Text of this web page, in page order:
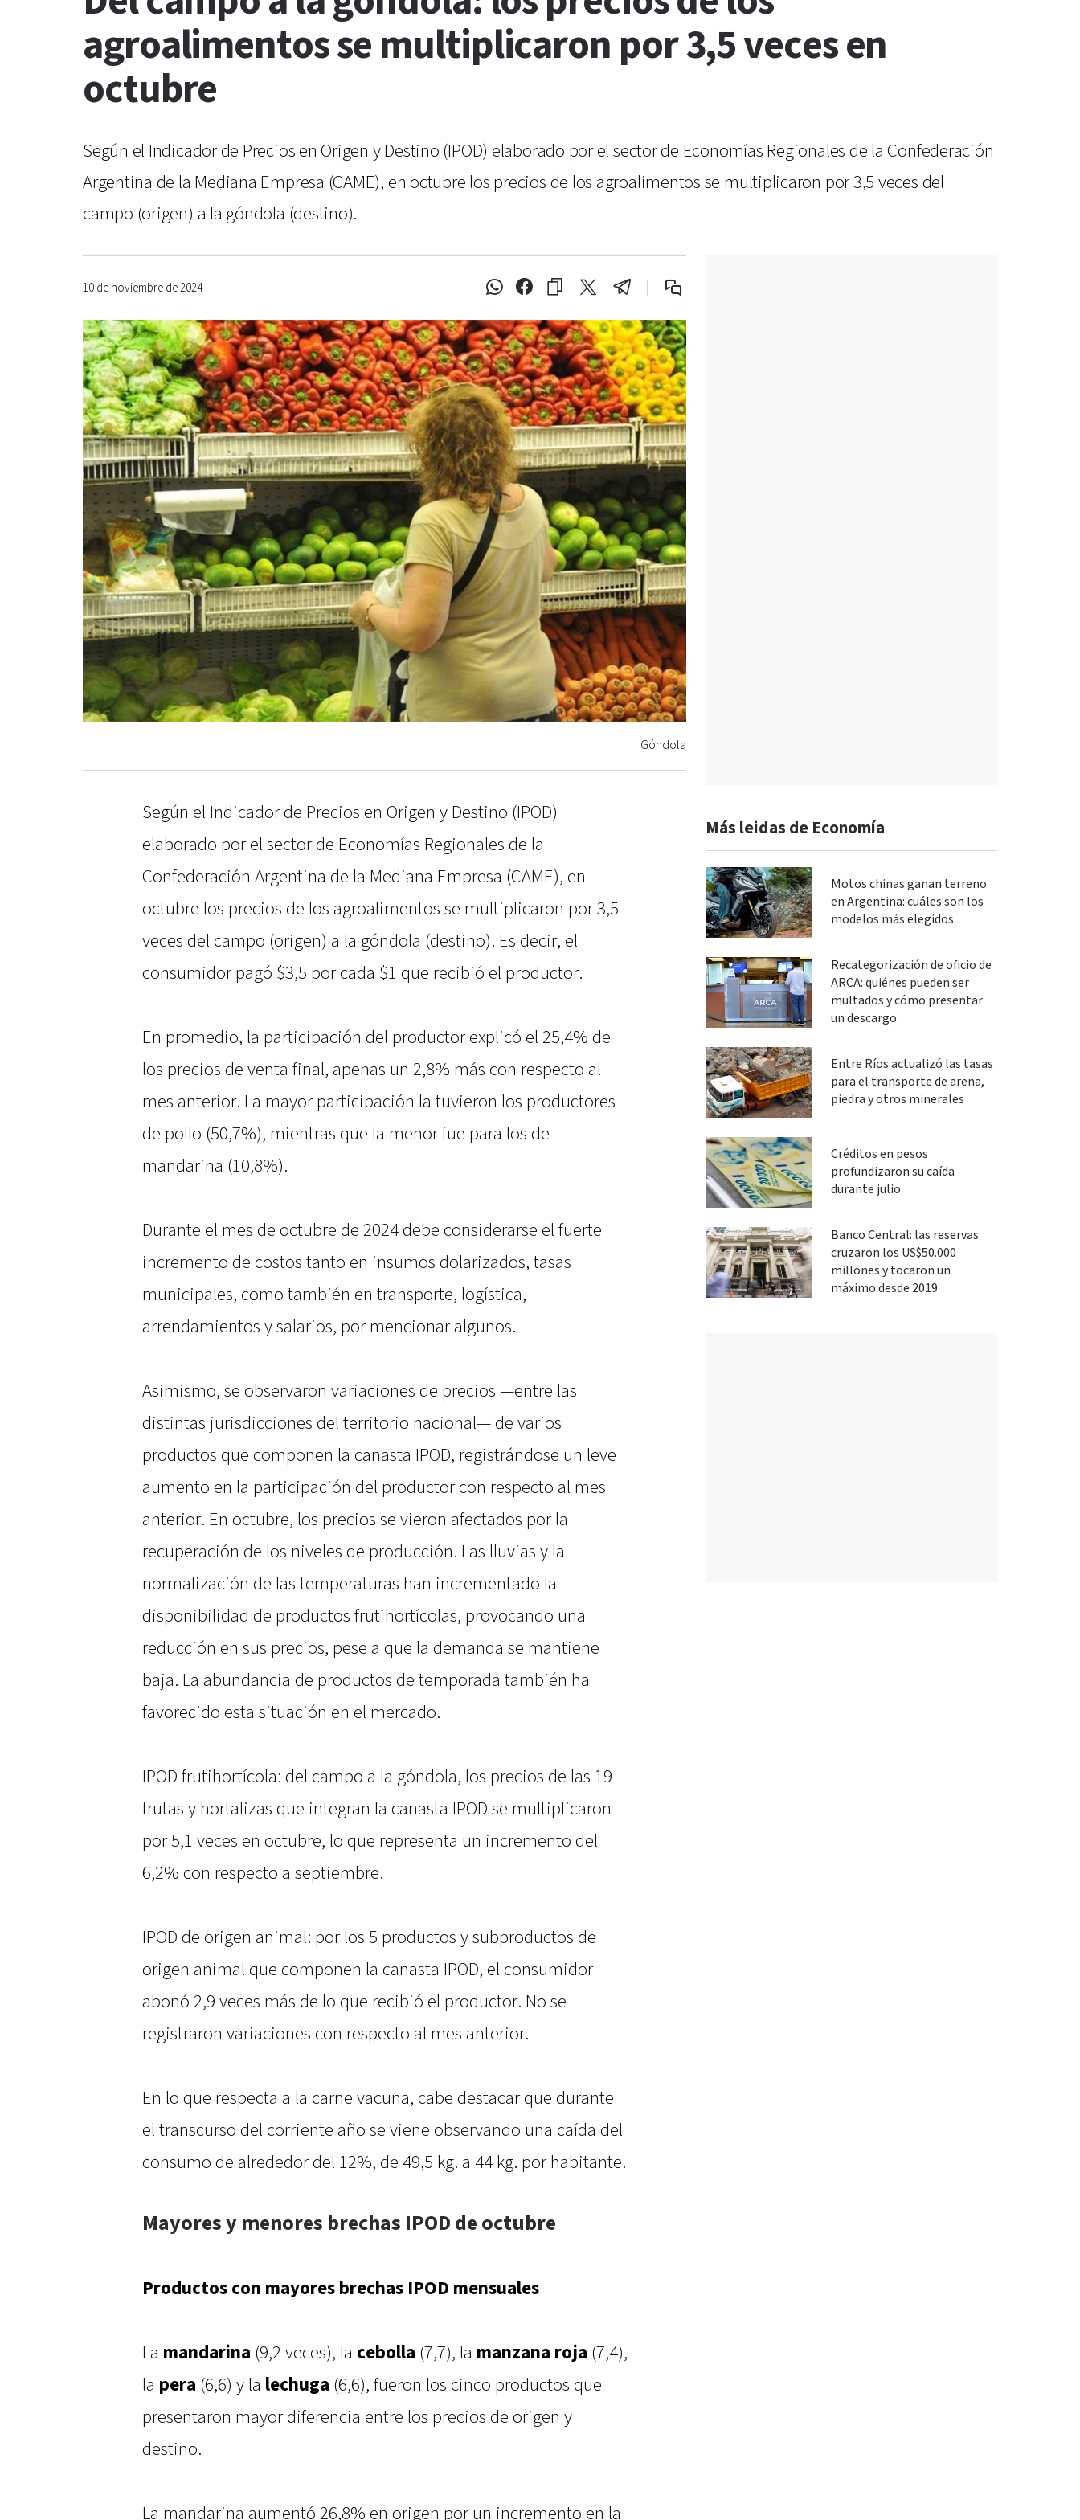
agroalimentos se multiplicaron por 3,5 veces en
octubre
Según el Indicador de Precios en Origen y Destino (IPOD) elaborado por el sector de Economías Regionales de la Confederación
Argentina de la Mediana Empresa (CAME), en octubre los precios de los agroalimentos se multiplicaron por 3,5 veces del
campo (origen) a la góndola (destino).
10 de noviembre de 2024
Góndola
Según el Indicador de Precios en Origen y Destino (IPOD)
elaborado por el sector de Economías Regionales de la
Confederación Argentina de la Mediana Empresa (CAME), en
octubre los precios de los agroalimentos se multiplicaron por 3,5
veces del campo (origen) a la góndola (destino). Es decir, el
consumidor pagó $3,5 por cada $1 que recibió el productor.
En promedio, la participación del productor explicó el 25,4% de
los precios de venta final, apenas un 2,8% más con respecto al
mes anterior. La mayor participación la tuvieron los productores
de pollo (50,7%), mientras que la menor fue para los de
mandarina (10,8%).
Durante el mes de octubre de 2024 debe considerarse el fuerte
incremento de costos tanto en insumos dolarizados, tasas
municipales, como también en transporte, logística,
arrendamientos y salarios, por mencionar algunos.
Asimismo, se observaron variaciones de precios —entre las
distintas jurisdicciones del territorio nacional— de varios
productos que componen la canasta IPOD, registrándose un leve
aumento en la participación del productor con respecto al mes
anterior. En octubre, los precios se vieron afectados por la
recuperación de los niveles de producción. Las lluvias y la
normalización de las temperaturas han incrementado la
disponibilidad de productos frutihortícolas, provocando una
reducción en sus precios, pese a que la demanda se mantiene
baja. La abundancia de productos de temporada también ha
favorecido esta situación en el mercado.
IPOD frutihortícola: del campo a la góndola, los precios de las 19
frutas y hortalizas que integran la canasta IPOD se multiplicaron
por 5,1 veces en octubre, lo que representa un incremento del
6,2% con respecto a septiembre.
IPOD de origen animal: por los 5 productos y subproductos de
origen animal que componen la canasta IPOD, el consumidor
abonó 2,9 veces más de lo que recibió el productor. No se
registraron variaciones con respecto al mes anterior.
En lo que respecta a la carne vacuna, cabe destacar que durante
el transcurso del corriente año se viene observando una caída del
consumo de alrededor del 12%, de 49,5 kg. a 44 kg. por habitante.
Mayores y menores brechas IPOD de octubre
Productos con mayores brechas IPOD mensuales
La mandarina (9,2 veces), la cebolla (7,7), la manzana roja (7,4),
la pera (6,6) y la lechuga (6,6), fueron los cinco productos que
presentaron mayor diferencia entre los precios de origen y
destino.
La mandarina aumentó 26,8% en origen por un incremento en la
Más leidas de Economía
Motos chinas ganan terreno
en Argentina: cuáles son los
modelos más elegidos
Recategorización de oficio de
ARCA: quiénes pueden ser
multados y cómo presentar
un descargo
Entre Ríos actualizó las tasas
para el transporte de arena,
piedra y otros minerales
Créditos en pesos
profundizaron su caída
durante julio
Banco Central: las reservas
cruzaron los US$50.000
millones y tocaron un
máximo desde 2019